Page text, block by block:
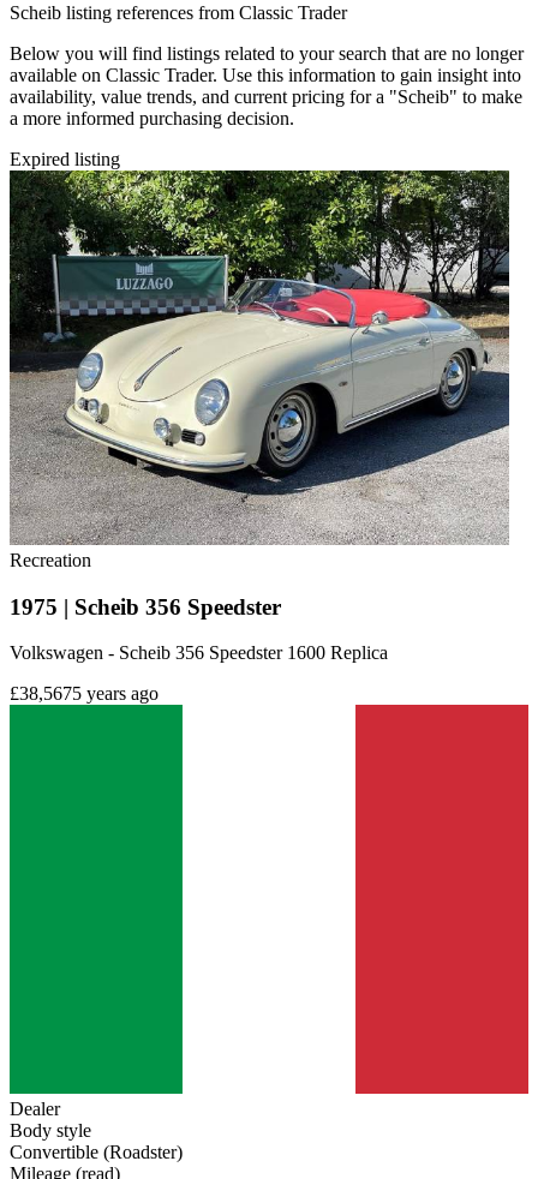
Scheib listing references from Classic Trader
Below you will find listings related to your search that are no longer
available on Classic Trader. Use this information to gain insight into
availability, value trends, and current pricing for a "Scheib" to make
a more informed purchasing decision.
Expired listing
Recreation
1975 | Scheib 356 Speedster
Volkswagen - Scheib 356 Speedster 1600 Replica
£38,5675 years ago
Dealer
Body style
Convertible (Roadster)
Mileage (read)